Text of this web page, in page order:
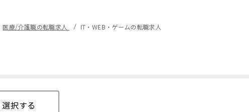
医療/介護職の転職求人 IT・WEB・ゲームの転職求人
選択する